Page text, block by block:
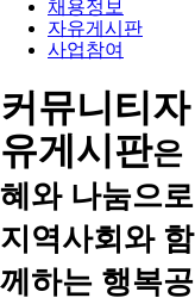
채용정보
자유게시판
사업참여
커뮤니티자
유게시판은
혜와 나눔으로
지역사회와 함
께하는 행복공